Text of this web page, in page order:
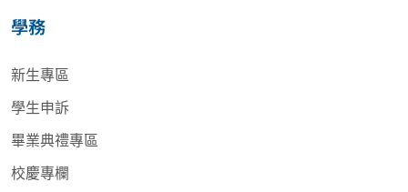
學務
新生專區
學生申訴
畢業典禮專區
校慶專欄